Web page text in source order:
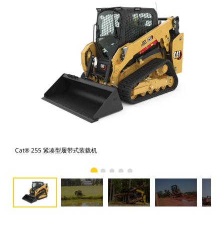
Cat® 255 紧凑型履带式装载机